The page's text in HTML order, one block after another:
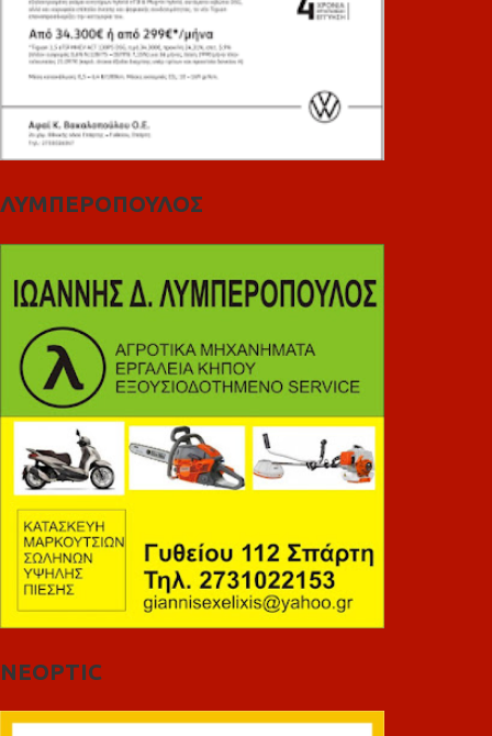
ΛΥΜΠΕΡΟΠΟΥΛΟΣ
NEOPTIC